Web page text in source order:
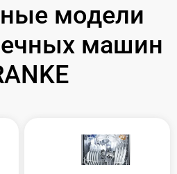
модели
машин